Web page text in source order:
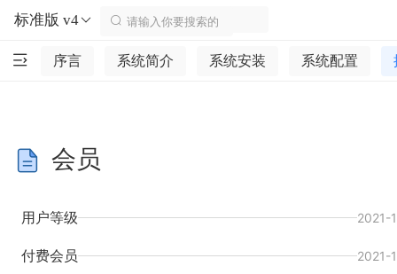
标准版 v4
序言 系统简介 系统安装 系统配置
会员
用户等级 2021-
付费会员 2021-